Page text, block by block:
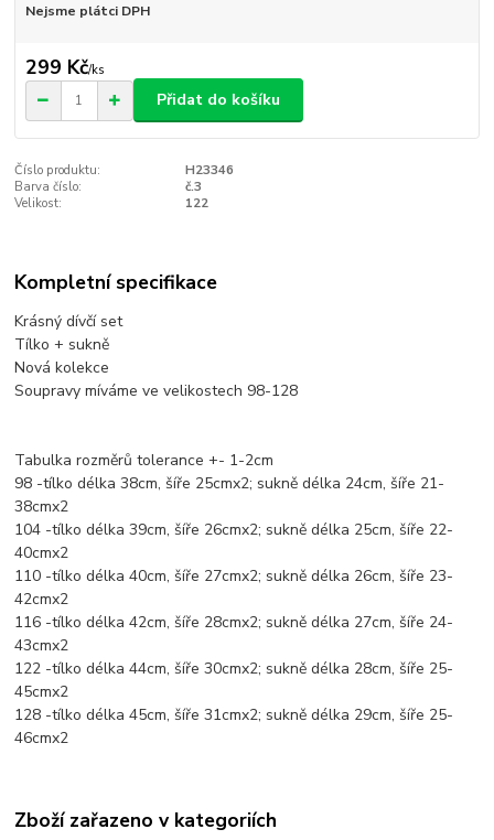
Nejsme plátci DPH
299 Kč/ks
Přidat do košíku
Číslo produktu:
H23346
Barva číslo:
č.3
Velikost:
122
Kompletní specifikace
Krásný dívčí set
Tílko + sukně
Nová kolekce
Soupravy míváme ve velikostech 98-128
Tabulka rozměrů tolerance +- 1-2cm
98 -tílko délka 38cm, šíře 25cmx2; sukně délka 24cm, šíře 21-
38cmx2
104 -tílko délka 39cm, šíře 26cmx2; sukně délka 25cm, šíře 22-
40cmx2
110 -tílko délka 40cm, šíře 27cmx2; sukně délka 26cm, šíře 23-
42cmx2
116 -tílko délka 42cm, šíře 28cmx2; sukně délka 27cm, šíře 24-
43cmx2
122 -tílko délka 44cm, šíře 30cmx2; sukně délka 28cm, šíře 25-
45cmx2
128 -tílko délka 45cm, šíře 31cmx2; sukně délka 29cm, šíře 25-
46cmx2
Zboží zařazeno v kategoriích